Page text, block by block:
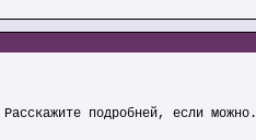
подробней, если можно.